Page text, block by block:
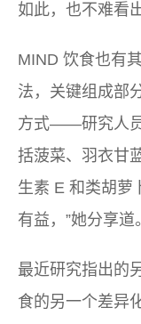
如此，也不难看
MIND 饮食也有
法，关键组成部
方式——研究人员
括菠菜、羽衣甘
生素 E 和类胡萝
有益，”她分享道。
最近研究指出的
食的另一个差异